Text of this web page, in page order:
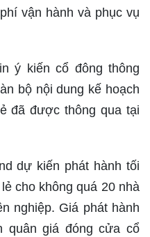
vận hành và phục vụ
ý kiến cổ đông thông
bộ nội dung kế hoạch
đã được thông qua tại
dự kiến phát hành tối
cho không quá 20 nhà
nghiệp. Giá phát hành
quân giá đóng cửa cổ